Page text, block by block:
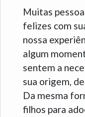
Muitas
felizes com
nossa
algum
sentem a
sua origem,
Da mesma
filhos para